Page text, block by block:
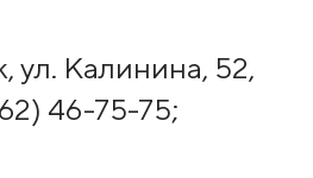
ул. Калинина, 52,
46-75-75;